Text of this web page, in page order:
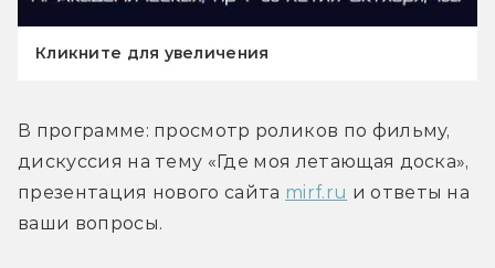
Кликните для увеличения
В программе: просмотр роликов по фильму,
дискуссия на тему «Где моя летающая доска»,
презентация нового сайта mirf.ru и ответы на
ваши вопросы.